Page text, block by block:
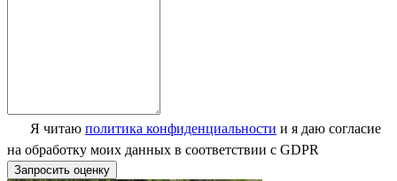
Я читаю политика конфиденциальности и я даю согласие
на обработку моих данных в соответствии с GDPR
Запросить оценку